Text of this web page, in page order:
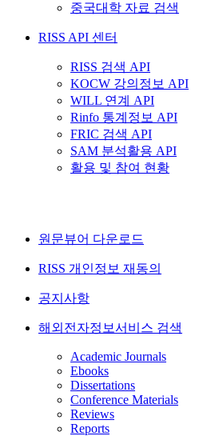
중국대학 자료 검색
RISS API 센터
RISS 검색 API
KOCW 강의정보 API
WILL 연계 API
Rinfo 통계정보 API
FRIC 검색 API
SAM 분석활용 API
활용 및 참여 현황
원문뷰어 다운로드
RISS 개인정보 재동의
공지사항
해외전자정보서비스 검색
Academic Journals
Ebooks
Dissertations
Conference Materials
Reviews
Reports